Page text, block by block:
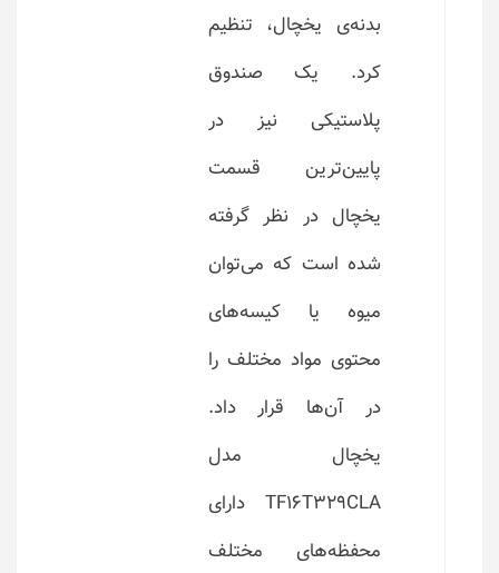
بدنه‌ی یخچال، تنظیم
کرد. یک صندوق
پلاستیکی نیز در
پایین‌ترین قسمت
یخچال در نظر گرفته
شده است که می‌توان
میوه یا کیسه‌های
محتوی مواد مختلف را
در آن‌ها قرار داد.
یخچال مدل
TF16T329CLA دارای
محفظه‌های مختلف